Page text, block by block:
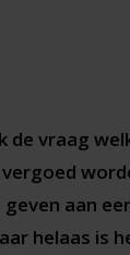
de vraag
aan
helaas is